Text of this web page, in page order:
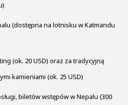
(dostępna na lotnisku w Katmandu
(ok. 20 USD) oraz za tradycyjną
kamieniami (ok. 25 USD)
biletów wstępów w Nepalu (300